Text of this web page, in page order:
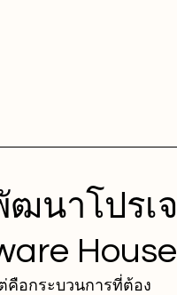
ฒนาโปรเจ
House
คือกระบวนการที่ต้อง